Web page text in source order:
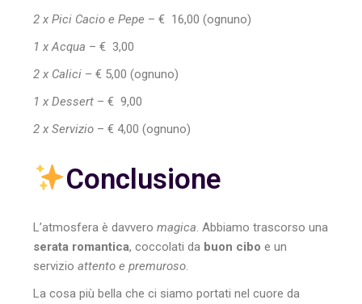
2 x Pici Cacio e Pepe – € 16,00 (ognuno)
1 x Acqua – € 3,00
2 x Calici – € 5,00 (ognuno)
1 x Dessert – € 9,00
2 x Servizio – € 4,00 (ognuno)
Conclusione
L’atmosfera è davveromagica . Abbiamo trascorso una
serata romantica, coccolati da buon cibo e un
servizioattento e premuroso
La cosa più bella che ci siamo portati nel cuore da